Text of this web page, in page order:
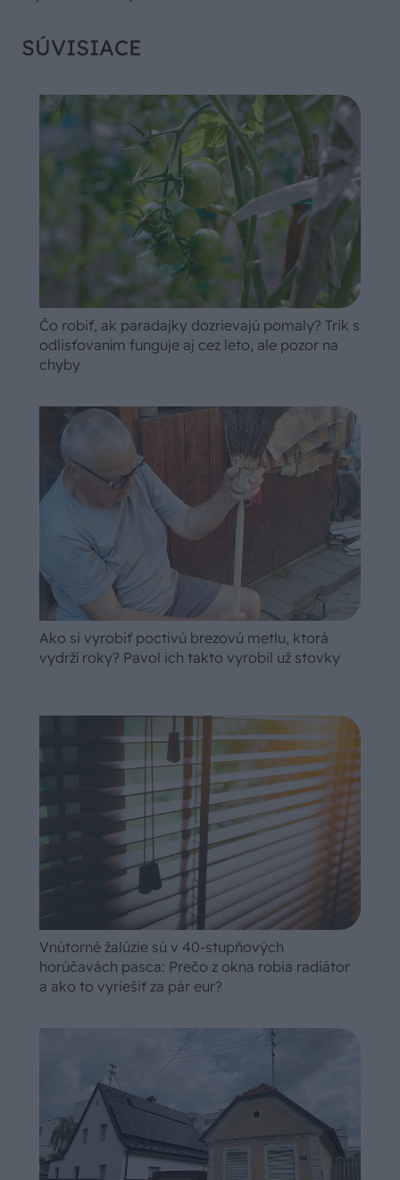
SÚVISIACE
Čo robiť, ak paradajky dozrievajú pomaly? Trik s
odlisťovaním funguje aj cez leto, ale pozor na
chyby
Ako si vyrobiť poctivú brezovú metlu, ktorá
vydrží roky? Pavol ich takto vyrobil už stovky
Vnútorné žalúzie sú v 40-stupňových
horúčavách pasca: Prečo z okna robia radiátor
a ako to vyriešiť za pár eur?